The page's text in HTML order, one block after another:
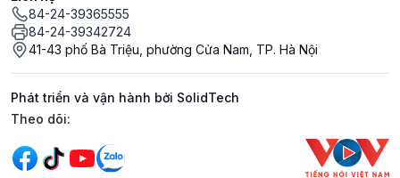
84-24-39365555
84-24-39342724
41-43 phố Bà Triệu, phường Cửa Nam, TP. Hà Nội
Phát triển và vận hành bởi SolidTech
Mạng xã hội
Theo dõi: